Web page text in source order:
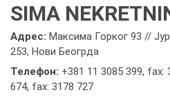
SIMA
Адрес: Максима Горког 93 //
253, Нови Беогрда
Телефон: +381 11 3085 399, fax:
674, fax: 3178 727